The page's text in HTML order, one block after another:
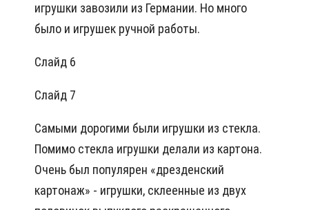
игрушки завозили из Германии. Но много
было и игрушек ручной работы.
Слайд 6
Слайд 7
Самыми дорогими были игрушки из стекла.
Помимо стекла игрушки делали из картона.
Очень был популярен «дрезденский
картонаж» - игрушки, склеенные из двух